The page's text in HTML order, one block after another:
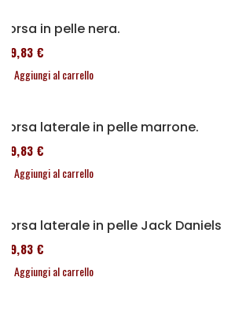
Borsa in pelle nera.
119,83 €
Aggiungi al carrello
Borsa laterale in pelle marrone.
119,83 €
Aggiungi al carrello
Borsa laterale in pelle Jack Daniels
119,83 €
Aggiungi al carrello